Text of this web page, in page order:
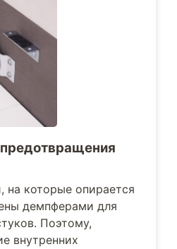
на которые опирается
демпферами для
Поэтому,
внутренних